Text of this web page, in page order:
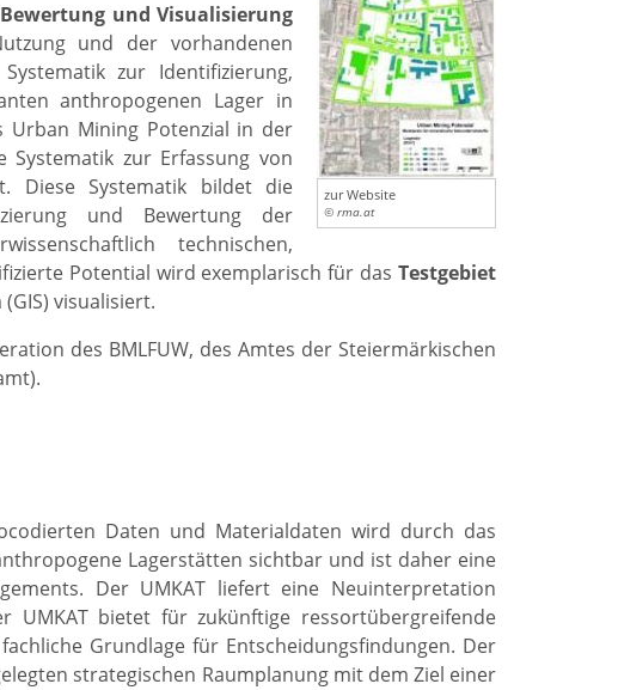
zur Website
© rma.at
und Visualisierung
und der vorhandenen
zur Identifizierung,
anthropogenen Lager in
Urban Mining Potenzial in der
zur Erfassung von
Diese Systematik bildet die
und Bewertung der
technischen,
Potential wird exemplarisch für das Testgebiet
visualisiert.
des BMLFUW, des Amtes der Steiermärkischen
Daten und Materialdaten wird durch das
Lagerstätten sichtbar und ist daher eine
Der UMKAT liefert eine Neuinterpretation
UMKAT bietet für zukünftige ressortübergreifende
Grundlage für Entscheidungsfindungen. Der
strategischen Raumplanung mit dem Ziel einer